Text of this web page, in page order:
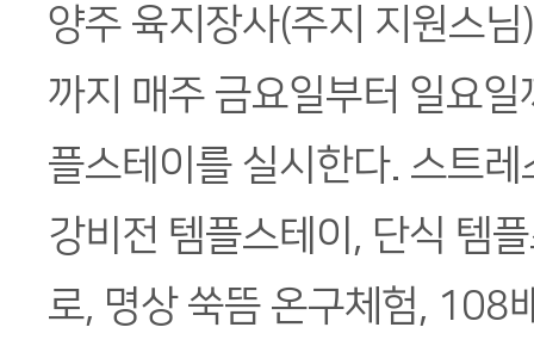
양주 육지장사(주지 지원스
까지 매주 금요일부터 일요
플스테이를 실시한다. 스트
강비전 템플스테이, 단식 템
로, 명상 쑥뜸 온구체험, 108